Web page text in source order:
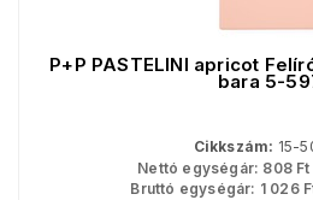
P+P PASTELINI apricot
bara 5-
Cikkszám: 15-
Nettó egységár: 808Ft
Bruttó egységár: 1 026